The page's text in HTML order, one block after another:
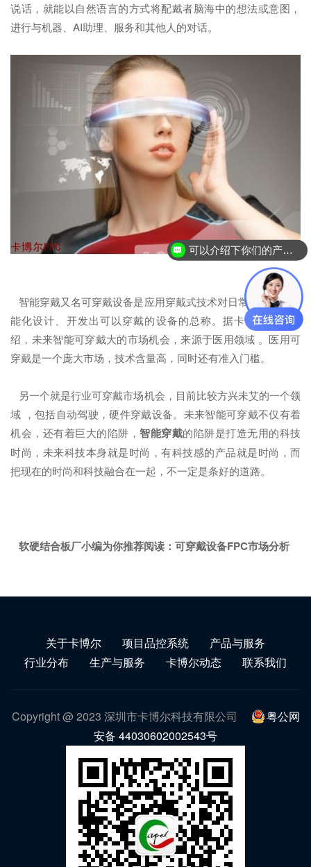
说话，就能以自然语言的方式将配戴者脑海中的想法或意图，
进行与机器、AI助理、服务和其他人的对话。
智能穿戴又名可穿戴设备是应用穿戴式技术对日常穿戴进行智
能化设计、开发出可以穿戴的设备的总称。据卡博尔科技介
绍，未来智能可穿戴大的市场机会，来源于医用领域 。医用可
穿戴是一个庞大市场，技术含量高，同时还有准入门槛。
另一个就是行业可穿戴市场机会，目前比较方兴未艾的一个领
域 ，包括自动驾驶，硬件穿戴设备。未来智能可穿戴不仅有着
机会，还有着巨大的陷阱， 智能穿戴的陷阱是打造无用的科技
时尚，未来科技本身就是时尚，有科技感的产品就是时尚，而
把现在的时尚和科技融合在一起，不一定是条好的道路。
软硬结合板厂小编为你推荐阅读： 可穿戴设备FPC市场分析
关于卡博尔 项目品控系统
产品与服务
行业分布
生产与服务 卡博尔动态 联系我们
Copyright @ 2023 深圳市卡博尔科技有限公司
粤公网
安备 44030602002543号
可以介绍下你们的产品么？